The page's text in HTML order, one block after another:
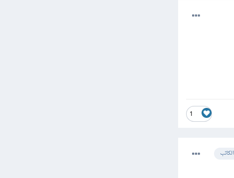
1
الكاتب